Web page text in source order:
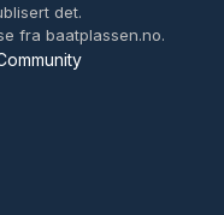
det.
fra baatplassen.no.